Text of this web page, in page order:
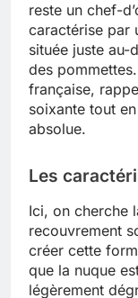
reste un chef-
caractérise par
située juste au-
des pommettes.
française,
soixante tout
absolue.
Les
Ici, on cherche
recouvrement
créer cette
que la nuque
légèrement